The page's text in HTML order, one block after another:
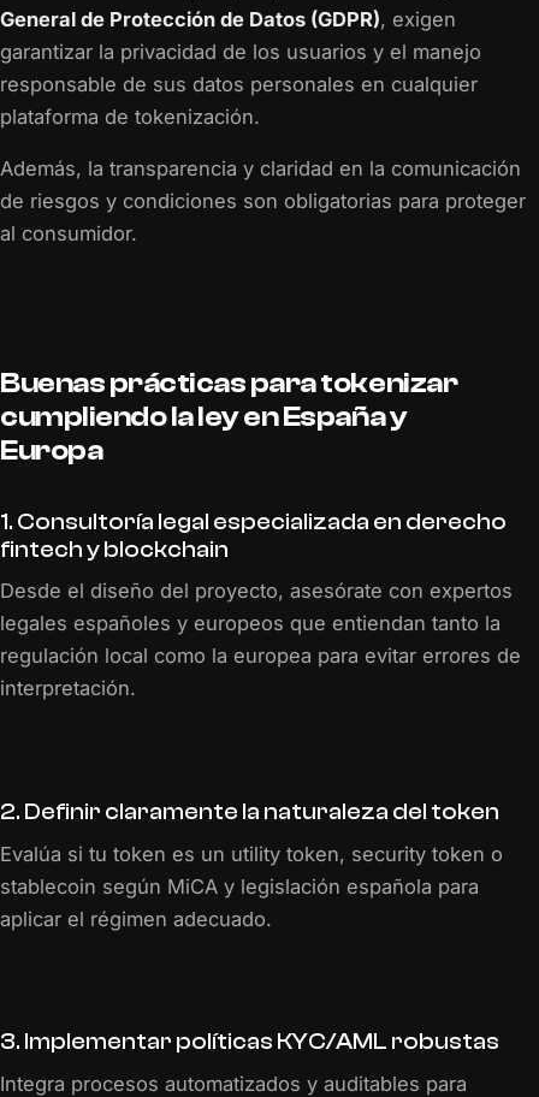
General de Protección de Datos (GDPR), exigen
garantizar la privacidad de los usuarios y el manejo
responsable de sus datos personales en cualquier
plataforma de tokenización.
Además, la transparencia y claridad en la comunicación
de riesgos y condiciones son obligatorias para proteger
al consumidor.
Buenas prácticas para tokenizar
cumpliendo la ley en España y
Europa
1. Consultoría legal especializada en derecho
fintech y blockchain
Desde el diseño del proyecto, asesórate con expertos
legales españoles y europeos que entiendan tanto la
regulación local como la europea para evitar errores de
interpretación.
2. Definir claramente la naturaleza del token
Evalúa si tu token es un utility token, security token o
stablecoin según MiCA y legislación española para
aplicar el régimen adecuado.
3. Implementar políticas KYC/AML robustas
Integra procesos automatizados y auditables para